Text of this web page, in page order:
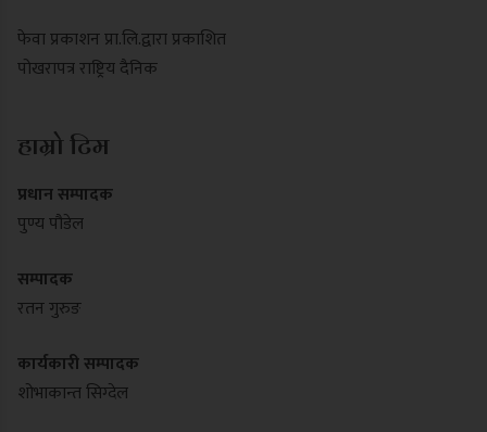
फेवा प्रकाशन प्रा.लि.द्वारा प्रकाशित
पोखरापत्र राष्ट्रिय दैनिक
हाम्रो टिम
प्रधान सम्पादक
पुण्य पौडेल
सम्पादक
रतन गुरुङ
कार्यकारी सम्पादक
शोभाकान्त सिग्देल